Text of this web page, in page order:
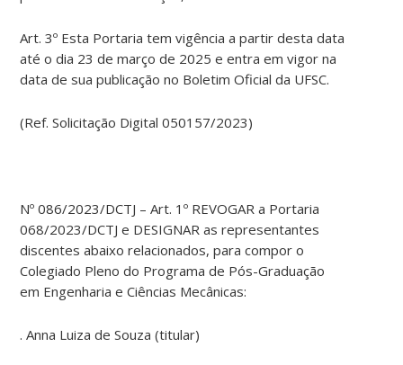
Art. 3º Esta Portaria tem vigência a partir desta data
até o dia 23 de março de 2025 e entra em vigor na
data de sua publicação no Boletim Oficial da UFSC.
(Ref. Solicitação Digital 050157/2023)
Nº 086/2023/DCTJ – Art. 1º REVOGAR a Portaria
068/2023/DCTJ e DESIGNAR as representantes
discentes abaixo relacionados, para compor o
Colegiado Pleno do Programa de Pós-Graduação
em Engenharia e Ciências Mecânicas:
. Anna Luiza de Souza (titular)